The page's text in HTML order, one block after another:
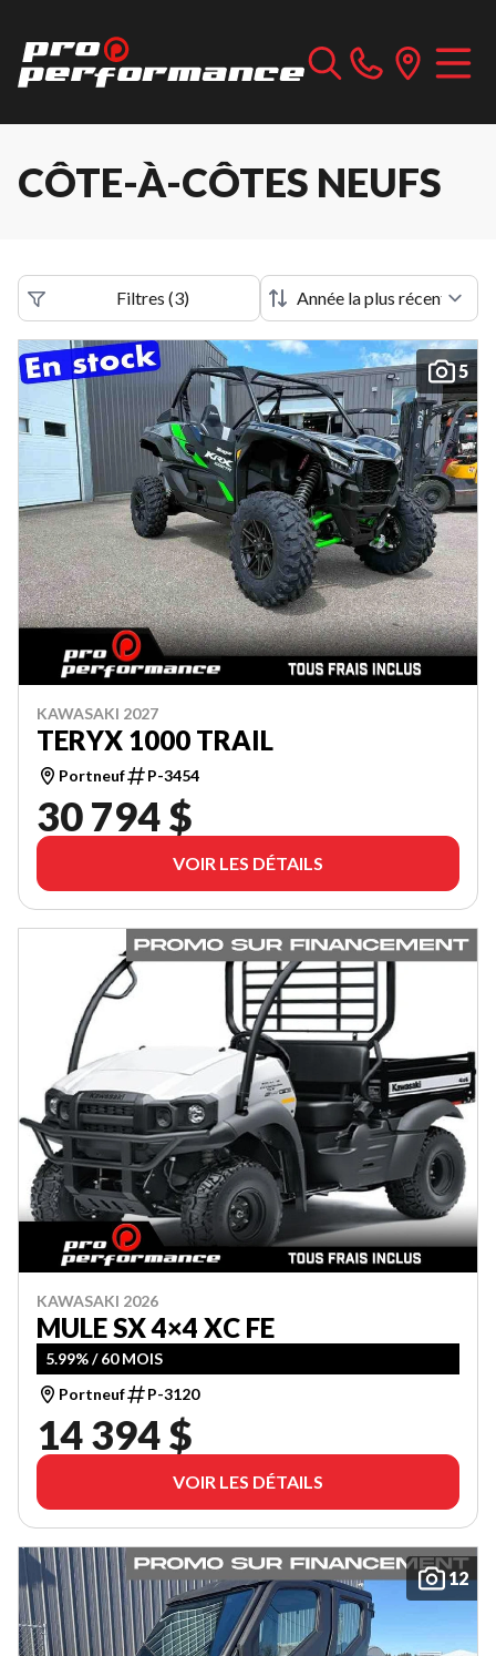
CÔTE-À-CÔTES NEUFS
Filtres (3)
5
KAWASAKI 2027
TERYX 1000 TRAIL
Portneuf P-3454
30 794 $
VOIR LES DÉTAILS
KAWASAKI 2026
MULE SX 4×4 XC FE
5.99% / 60 MOIS
Portneuf
P-3120
14 394 $
VOIR LES DÉTAILS
12